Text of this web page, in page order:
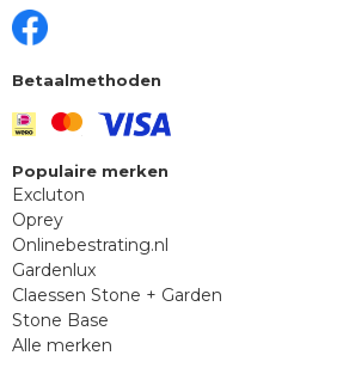
Betaalmethoden
Populaire merken
Excluton
Oprey
Onlinebestrating.nl
Gardenlux
Claessen Stone + Garden
Stone Base
Alle merken